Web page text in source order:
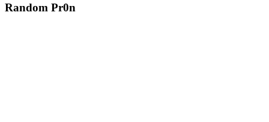
Random Pr0n